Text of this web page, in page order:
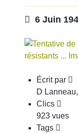
6 Juin
Écrit par
D
Clics
923 vues
Tags